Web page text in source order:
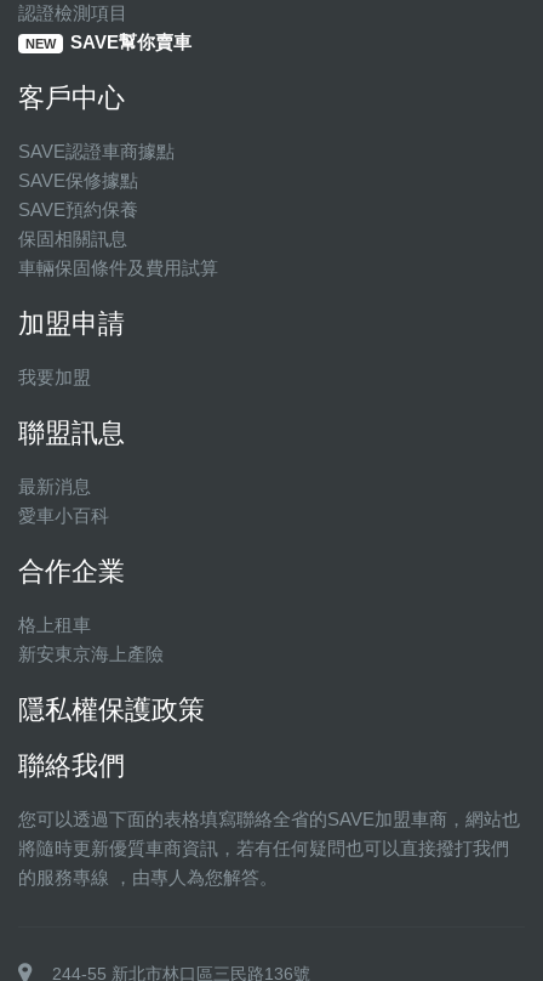
認證檢測項目
NEW SAVE幫你賣車
客戶中心
SAVE認證車商據點
SAVE保修據點
SAVE預約保養
保固相關訊息
車輛保固條件及費用試算
加盟申請
我要加盟
聯盟訊息
最新消息
愛車小百科
合作企業
格上租車
新安東京海上產險
隱私權保護政策
聯絡我們
您可以透過下面的表格填寫聯絡全省的SAVE加盟車商，網站也
將隨時更新優質車商資訊，若有任何疑問也可以直接撥打我們
的服務專線 ，由專人為您解答。
244-55 新北市林口區三民路136號